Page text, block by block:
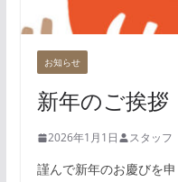
お知らせ
新年のご挨拶
2026年1月1日 スタッフ
謹んで新年のお慶びを